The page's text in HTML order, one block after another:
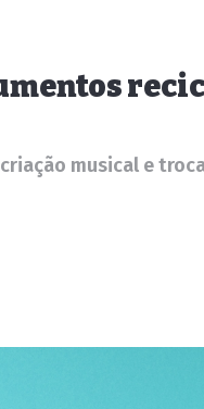
musical e